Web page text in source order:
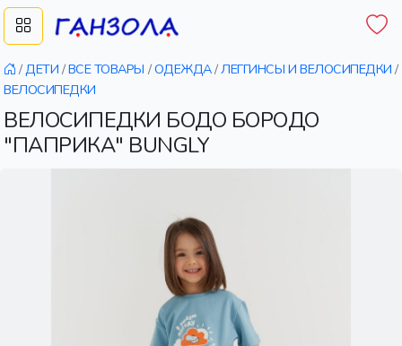
/ДЕТИ /ВСЕ ТОВАРЫ /ОДЕЖДА/ЛЕГГИНСЫ И ВЕЛОСИПЕДКИ /
ВЕЛОСИПЕДКИ
ВЕЛОСИПЕДКИ БОДО БОРОДО
"ПАПРИКА" BUNGLY